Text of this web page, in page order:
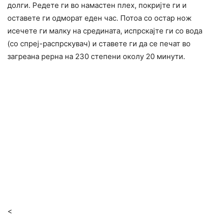
долги. Редете ги во намастен плех, покријте ги и
оставете ги одморат еден час. Потоа со остар нож
исечете ги малку на средината, испрскајте ги со вода
(со спреј-распрскувач) и ставете ги да се печат во
загреана рерна на 230 степени околу 20 минути.
<